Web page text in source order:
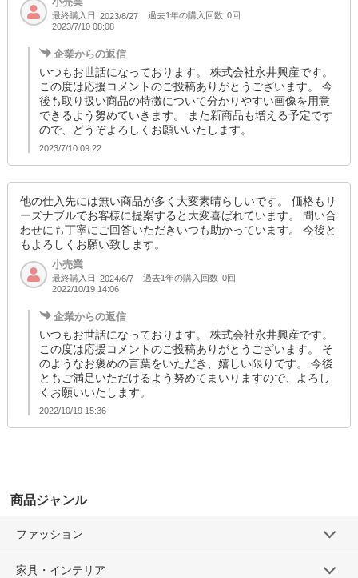
最終購入日 2023/8/27 過去1年の購入回数 0回
2023/7/10 08:08
企業からの返信
いつもお世話になっております。 株式会社永井興産です。
この度は応援コメントのご投稿ありがとうございます。 今
後も取り扱い商品の特徴について分かりやすい画像を用意
できるよう努めていきます。 また新商品も増える予定です
ので、どうぞよろしくお願いいたします。
2023/7/10 09:22
他の仕入先には無い商品が多く大変素晴らしいです。 価格もリ
ーズナブルでお客様に提案すると大変喜ばれています。 問い合
わせにも丁寧にご回答いただきいつも助かっています。 今後と
もよろしくお願い致します。
小売業
最終購入日 2024/6/7 過去1年の購入回数 0回
2022/10/19 14:06
企業からの返信
いつもお世話になっております。 株式会社永井興産です。
この度は応援コメントのご投稿ありがとうございます。 そ
のようなお褒めの言葉をいただき、嬉しい限りです。 今後
ともご満足いただけるよう努めてまいりますので、よろし
くお願いいたします。
2022/10/19 15:36
商品ジャンル
ファッション
家具・インテリア